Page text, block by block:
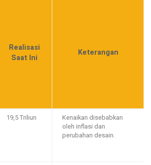
Realisasi
Saat Ini
Keterangan
19,5 Triliun
Kenaikan disebabkan
oleh inflasi dan
perubahan desain.